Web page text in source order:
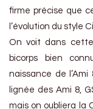
firme précise que
l’évolution du style
On voit dans
bicorps bien
naissance de
lignée des Ami 8,
mais on oubliera la